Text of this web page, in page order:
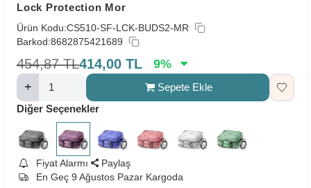
Lock Protection Mor
Ürün Kodu:CS510-SF-LCK-BUDS2-MR
Barkod:8682875421689
454,87 TL414,00 TL 9%
Sepete Ekle
Diğer Seçenekler
Fiyat Alarmı
Paylaş
En Geç 9 Ağustos Pazar Kargoda